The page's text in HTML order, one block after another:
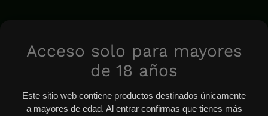
Acceso solo para mayores
de 18 años
Este sitio web contiene productos destinados únicamente
a mayores de edad. Al entrar confirmas que tienes más